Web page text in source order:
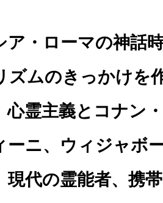
ア・ローマの神話
ズムのきっかけを
心霊主義とコナン
ーニ、ウィジャボ
現代の霊能者、携